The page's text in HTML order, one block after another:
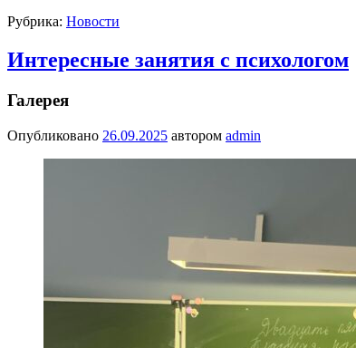
Рубрика: Новости
Интересные занятия с психологом
Галерея
Опубликовано 26.09.2025 автором admin